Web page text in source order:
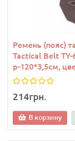
Ремень (пояс)
Tactical Belt
р-120*3,5см,
214грн.
В корзину